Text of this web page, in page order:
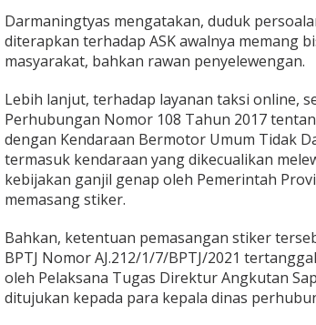
n
o
l
R
e
a
l
s
a
i
S
t
i
k
Darmaningtyas mengatakan, duduk
diterapkan terhadap ASK awalnya memang
masyarakat, bahkan rawan penyelewengan.
Lebih lanjut, terhadap layanan taksi online,
Perhubungan Nomor 108 Tahun 2017
dengan Kendaraan Bermotor Umum Tidak
termasuk kendaraan yang dikecualikan
kebijakan ganjil genap oleh Pemerintah
memasang stiker.
Bahkan, ketentuan pemasangan stiker
BPTJ Nomor AJ.212/1/7/BPTJ/2021
oleh Pelaksana Tugas Direktur Angkutan
ditujukan kepada para kepala dinas